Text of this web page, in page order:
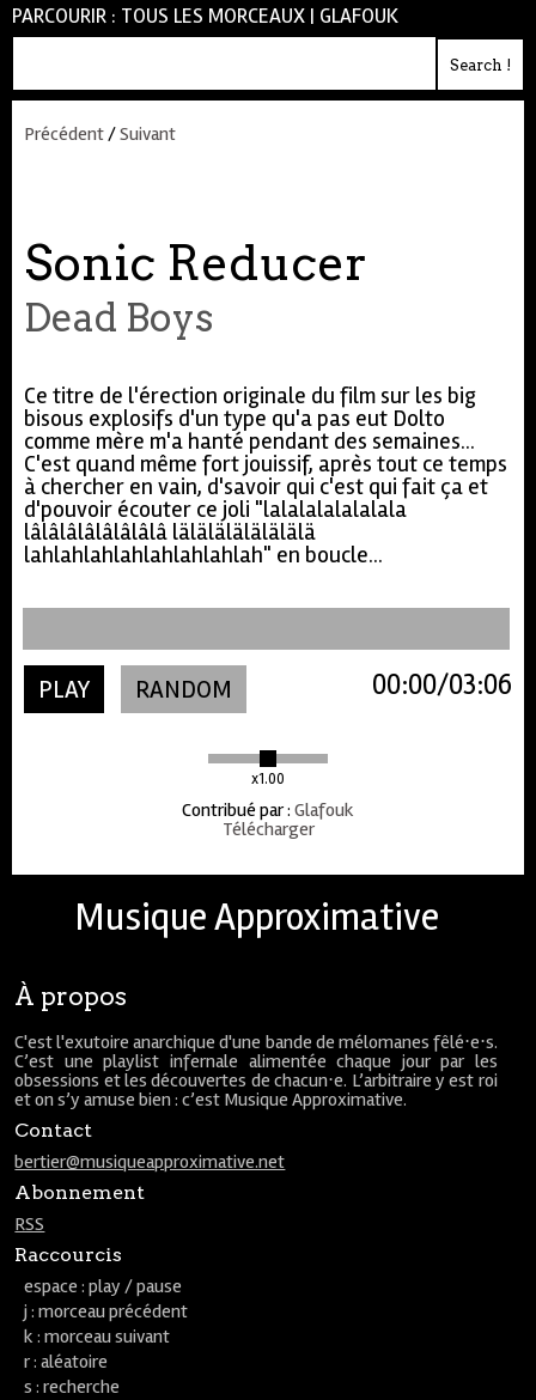
PARCOURIR : TOUS LES MORCEAUX | GLAFOUK
Précédent/Suivant
Sonic Reducer
Dead Boys
Ce titre de l'érection originale du film sur les big
bisous explosifs d'un type qu'a pas eut Dolto
comme mère m'a hanté pendant des semaines...
C'est quand même fort jouissif, après tout ce temps
à chercher en vain, d'savoir qui c'est qui fait ça et
d'pouvoir écouter ce joli "lalalalalalalala
lâlâlâlâlâlâlâlâ lälälälälälälälä
lahlahlahlahlahlahlahlah" en boucle...
PLAY RANDOM
x1.00
03:06
00:00
Contribué par: Glafouk
Télécharger
Musique Approximative
À propos
C'est l'exutoire anarchique d'une bande de mélomanes fêlé⋅e⋅s.
C’est une playlist infernale alimentée chaque jour par les
obsessions et les découvertes de chacun⋅e. L’arbitraire y est roi
et on s’y amuse bien : c’est Musique Approximative.
Contact
bertier@musiqueapproximative.net
Abonnement
RSS
Raccourcis
espace : play / pause
j : morceau précédent
k : morceau suivant
r : aléatoire
s : recherche